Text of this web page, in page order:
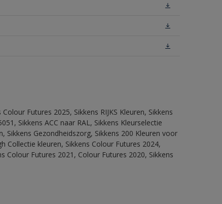
Futures 2025, Sikkens RIJKS Kleuren, Sikkens
Sikkens ACC naar RAL, Sikkens Kleurselectie
Sikkens Gezondheidszorg, Sikkens 200 Kleuren voor
Collectie kleuren, Sikkens Colour Futures 2024,
Colour Futures 2021, Colour Futures 2020, Sikkens